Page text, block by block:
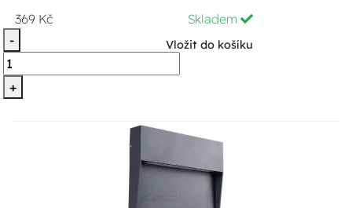
369 Kč
Skladem
-
+
Vložit do košíku